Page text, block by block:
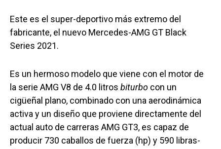
Este es el super-deportivo más extremo del
fabricante, el nuevo Mercedes-AMG GT Black
Series 2021.
Es un hermoso modelo que viene con el motor de
la serie AMG V8 de 4.0 litros biturbo con un
cigüeñal plano, combinado con una aerodinámica
activa y un diseño que proviene directamente del
actual auto de carreras AMG GT3, es capaz de
producir 730 caballos de fuerza (hp) y 590 libras-